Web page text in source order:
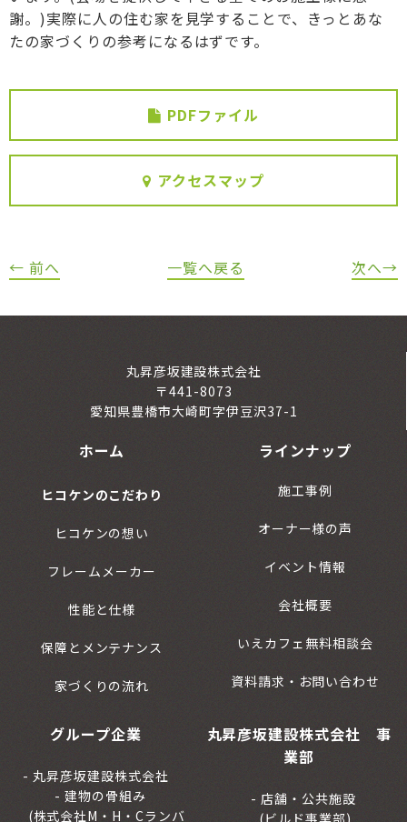
謝。)実際に人の住む家を見学することで、きっとあな
たの家づくりの参考になるはずです。
PDFファイル
アクセスマップ
← 前へ 一覧へ戻る 次へ→
丸昇彦坂建設株式会社
〒441-8073
愛知県豊橋市大崎町字伊豆沢37-1
ホーム
ヒコケンのこだわり
ヒコケンの想い
フレームメーカー
性能と仕様
保障とメンテナンス
家づくりの流れ
ラインナップ
施工事例
オーナー様の声
イベント情報
会社概要
いえカフェ無料相談会
資料請求・お問い合わせ
グループ企業
丸昇彦坂建設株式会社
建物の骨組み
(株式会社M・H・Cランバ
丸昇彦坂建設株式会社 事
業部
店舗・公共施設
(ビルド事業部)